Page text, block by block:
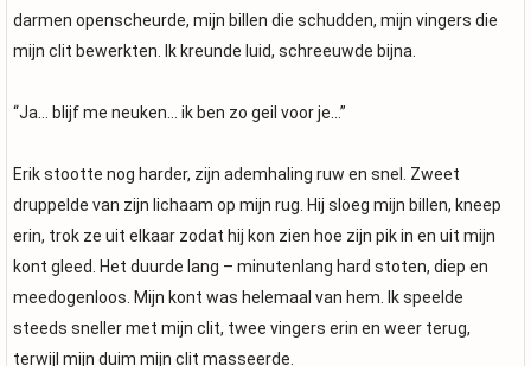
darmen openscheurde, mijn billen die schudden, mijn vingers die
mijn clit bewerkten. Ik kreunde luid, schreeuwde bijna.
“Ja… blijf me neuken… ik ben zo geil voor je…”
Erik stootte nog harder, zijn ademhaling ruw en snel. Zweet
druppelde van zijn lichaam op mijn rug. Hij sloeg mijn billen, kneep
erin, trok ze uit elkaar zodat hij kon zien hoe zijn pik in en uit mijn
kont gleed. Het duurde lang – minutenlang hard stoten, diep en
meedogenloos. Mijn kont was helemaal van hem. Ik speelde
steeds sneller met mijn clit, twee vingers erin en weer terug,
terwijl mijn duim mijn clit masseerde.